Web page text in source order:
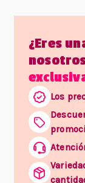
¿Eres
Los